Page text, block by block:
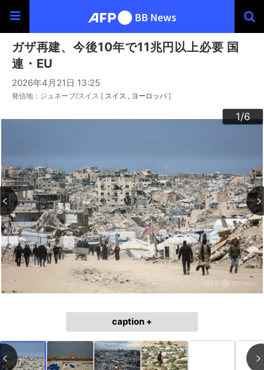
ガザ再建、今後10年で11兆円以上必要 国
連・EU
2026年4月21日 13:25
発信地：ジュネーブ/スイス [ スイス ヨーロッパ ]
1/6
2/6
3/6
4/6
5/6
6/6
caption +